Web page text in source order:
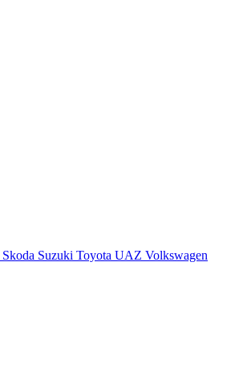
Skoda Suzuki Toyota UAZ Volkswagen